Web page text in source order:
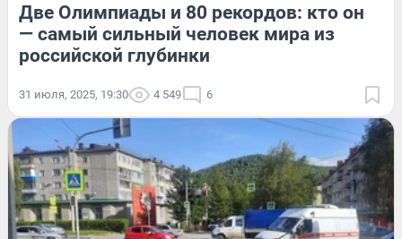
Две Олимпиады и 80 рекордов: кто он
— самый сильный человек мира из
российской глубинки
31 июля, 2025, 19:30 4 549 6